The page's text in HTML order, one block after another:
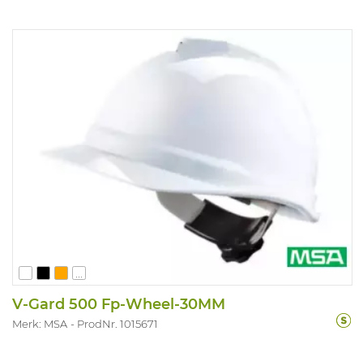
...
V-Gard 500 Fp-Wheel-30MM
Merk: MSA ProdNr. 1015671